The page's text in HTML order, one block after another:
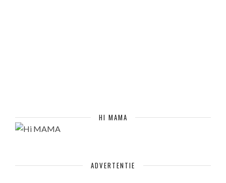
HI MAMA
ADVERTENTIE